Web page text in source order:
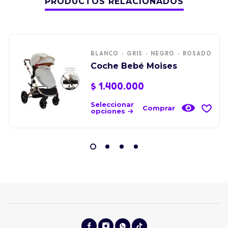
BLANCO GRIS NEGRO ROSADO
Coche Bebé Moises
$ 1.400.000
Seleccionar
opciones
Comprar